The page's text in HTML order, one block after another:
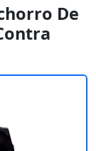
De